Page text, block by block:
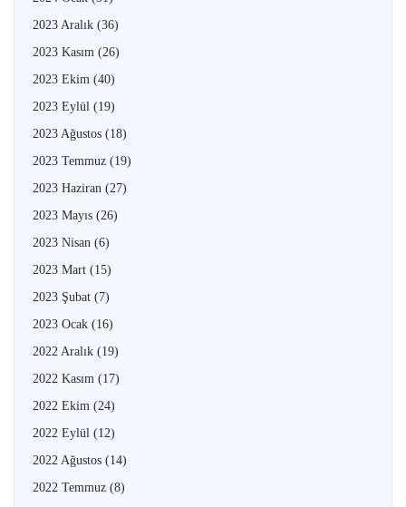
2023 Aralık (36)
2023 Kasım (26)
2023 Ekim (40)
2023 Eylül (19)
2023 Ağustos (18)
2023 Temmuz (19)
2023 Haziran (27)
2023 Mayıs (26)
2023 Nisan (6)
2023 Mart (15)
2023 Şubat (7)
2023 Ocak (16)
2022 Aralık (19)
2022 Kasım (17)
2022 Ekim (24)
2022 Eylül (12)
2022 Ağustos (14)
2022 Temmuz (8)